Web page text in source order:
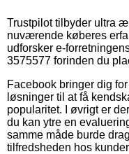
Trustpilot tilbyder ultra
nuværende køberes
udforsker e-
3575577 forinden du
Facebook bringer dig
løsninger til at få
popularitet. I øvrigt er
du kan ytre en
samme måde burde
tilfredsheden hos